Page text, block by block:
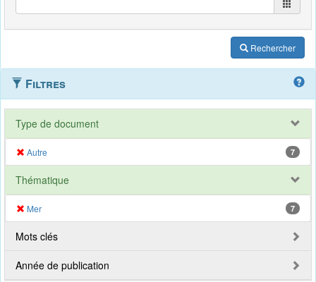
Rechercher
Filtres
Type de document
Autre 7
Thématique
Mer 7
Mots clés
Année de publication